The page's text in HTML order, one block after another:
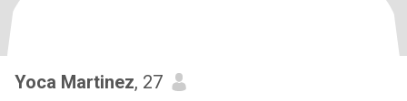
Yoca Martinez, 27